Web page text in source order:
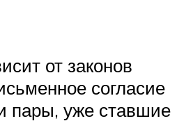
от законов
согласие
пары, уже ставшие